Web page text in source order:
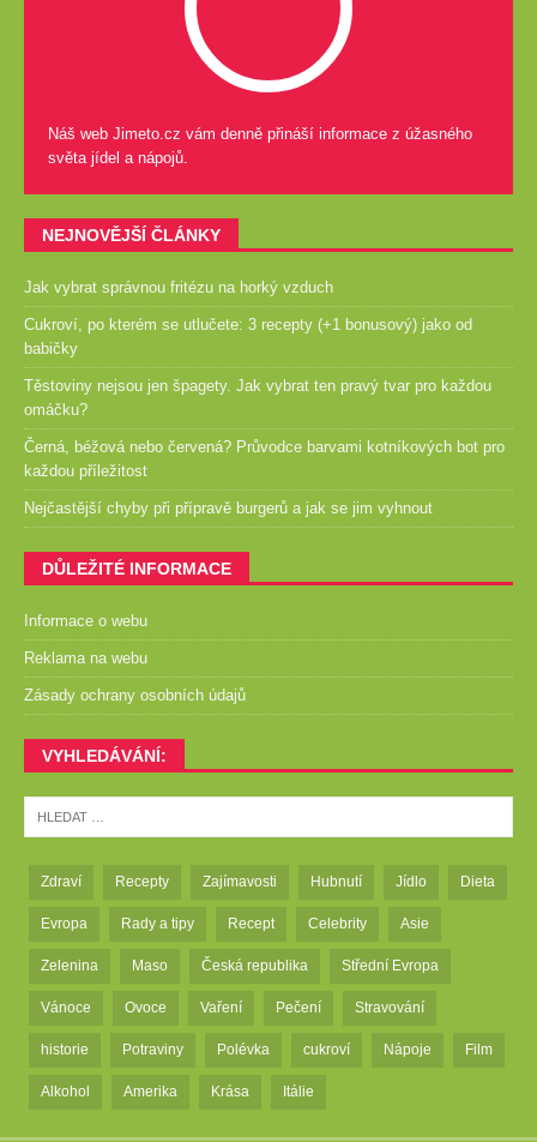
Náš web Jimeto.cz vám denně přináší informace z úžasného
světa jídel a nápojů.
NEJNOVĚJŠÍ ČLÁNKY
Jak vybrat správnou fritézu na horký vzduch
Cukroví, po kterém se utlučete: 3 recepty (+1 bonusový) jako od
babičky
Těstoviny nejsou jen špagety. Jak vybrat ten pravý tvar pro každou
omáčku?
Černá, béžová nebo červená? Průvodce barvami kotníkových bot pro
každou příležitost
Nejčastější chyby při přípravě burgerů a jak se jim vyhnout
DŮLEŽITÉ INFORMACE
Informace o webu
Reklama na webu
Zásady ochrany osobních údajů
VYHLEDÁVÁNÍ:
Zdraví Recepty Zajímavosti Hubnutí Jídlo Dieta
Evropa Rady a tipy Recept Celebrity Asie
Zelenina Maso Česká republika Střední Evropa
Vánoce Ovoce Vaření Pečení Stravování
historie Potraviny Polévka cukroví Nápoje Film
Alkohol Amerika Krása Itálie